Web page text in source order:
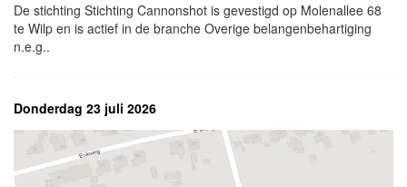
De stichting Stichting Cannonshot is gevestigd op Molenallee 68
te Wilp en is actief in de branche Overige belangenbehartiging
n.e.g..
Donderdag 23 juli 2026